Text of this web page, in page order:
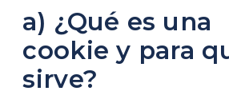
a) ¿Qué es una
cookie y para
sirve?